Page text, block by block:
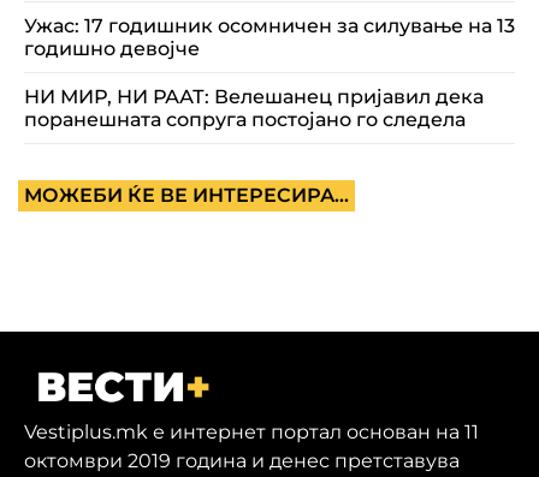
Ужас: 17 годишник осомничен за силување на 13
годишно девојче
НИ МИР, НИ РААТ: Велешанец пријавил дека
поранешната сопруга постојано го следела
МОЖЕБИ ЌЕ ВЕ ИНТЕРЕСИРА...
Vestiplus.mk е интернет портал основан на 11
октомври 2019 година и денес претставува